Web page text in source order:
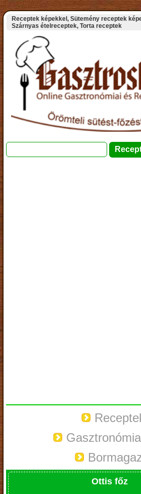
Receptek képekkel, Sütemény receptek
Szárnyas ételreceptek, Torta receptek
Ottis főz